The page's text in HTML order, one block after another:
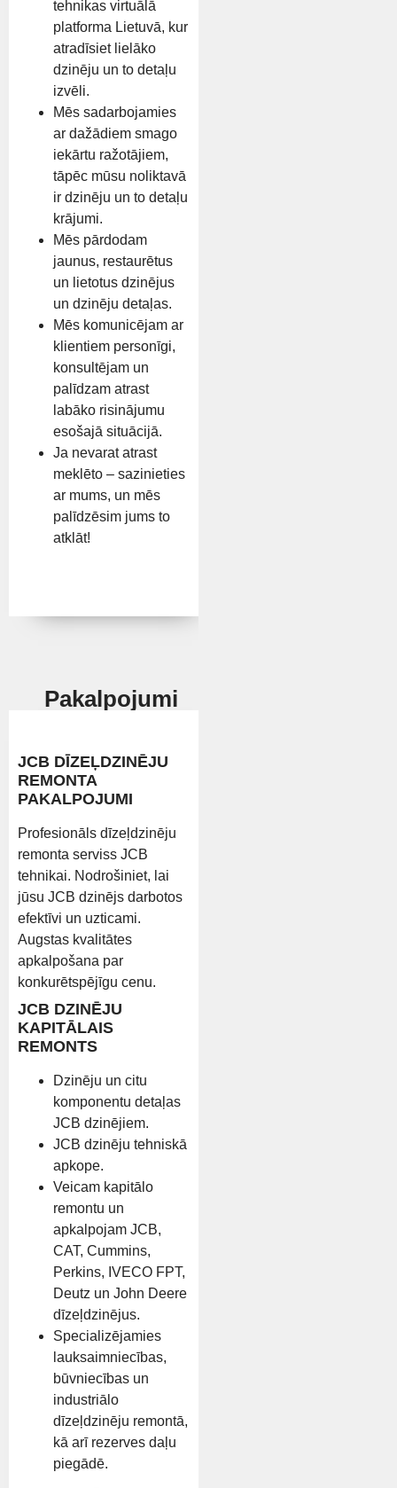
tehnikas virtuālā
platforma Lietuvā, kur
atradīsiet lielāko
dzinēju un to detaļu
izvēli.
Mēs sadarbojamies
ar dažādiem smago
iekārtu ražotājiem,
tāpēc mūsu noliktavā
ir dzinēju un to detaļu
krājumi.
Mēs pārdodam
jaunus, restaurētus
un lietotus dzinējus
un dzinēju detaļas.
Mēs komunicējam ar
klientiem personīgi,
konsultējam un
palīdzam atrast
labāko risinājumu
esošajā situācijā.
Ja nevarat atrast
meklēto – sazinieties
ar mums, un mēs
palīdzēsim jums to
atklāt!
Pakalpojumi
JCB DĪZEĻDZINĒJU
REMONTA
PAKALPOJUMI
Profesionāls dīzeļdzinēju
remonta serviss JCB
tehnikai. Nodrošiniet, lai
jūsu JCB dzinējs darbotos
efektīvi un uzticami.
Augstas kvalitātes
apkalpošana par
konkurētspējīgu cenu.
JCB DZINĒJU
KAPITĀLAIS
REMONTS
Dzinēju un citu
komponentu detaļas
JCB dzinējiem.
JCB dzinēju tehniskā
apkope.
Veicam kapitālo
remontu un
apkalpojam JCB,
CAT, Cummins,
Perkins, IVECO FPT,
Deutz un John Deere
dīzeļdzinējus.
Specializējamies
lauksaimniecības,
būvniecības un
industriālo
dīzeļdzinēju remontā,
kā arī rezerves daļu
piegādē.